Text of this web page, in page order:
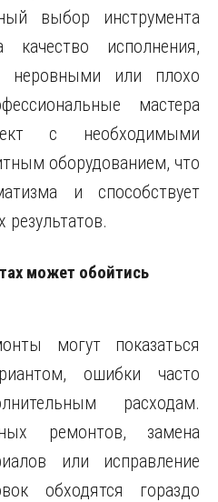
выбор инструмента
исполнения,
неровными или плохо
мастера
с необходимыми
оборудованием, что
и способствует
может обойтись
могут показаться
ошибки часто
расходам.
ремонтов, замена
или исправление
обходятся гораздо